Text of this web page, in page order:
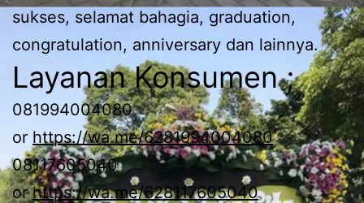
sukses, selamat bahagia, graduation,
congratulation, anniversary dan lainnya.
Layanan Konsumen ;
081994004080
or https://wa.me/6281994004080
08117605040
orhttps://wa.me/628117605040